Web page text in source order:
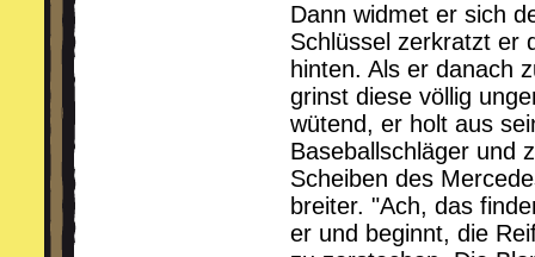
Dann widmet er sich
Schlüssel zerkratzt er
hinten. Als er danach
grinst diese völlig
wütend, er holt aus
Baseballschläger und
Scheiben des
breiter. "Ach, das
er und beginnt, die